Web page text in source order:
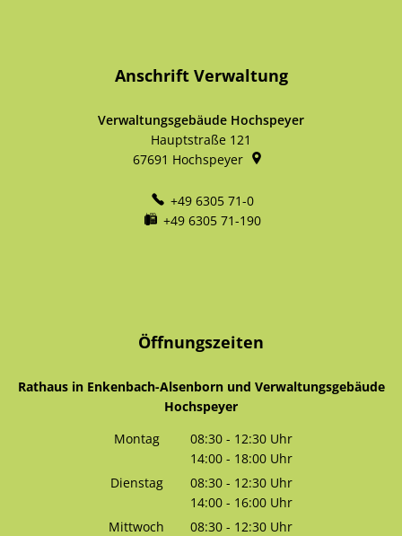
Anschrift Verwaltung
Verwaltungsgebäude Hochspeyer
Hauptstraße 121
67691 Hochspeyer
+49 6305 71-0
+49 6305 71-190
Öffnungszeiten
Rathaus in Enkenbach-Alsenborn und Verwaltungsgebäude
Hochspeyer
Montag
08:30 - 12:30 Uhr
Von 08:30 bis 12:30 Uhr
14:00 - 18:00 Uhr
Von 14:00 bis 18:00 Uhr
Dienstag 08:30 - 12:30 Uhr
Von 08:30 bis 12:30 Uhr
14:00 - 16:00 Uhr
Von 14:00 bis 16:00 Uhr
Mittwoch 08:30 - 12:30 Uhr